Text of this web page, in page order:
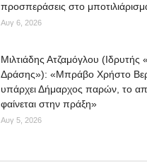
προσπεράσεις στο
Αυγ 6, 2026
Μιλτιάδης Ατζαμόγλου
Δράσης»): «Μπράβο Χρήστο
υπάρχει Δήμαρχος παρών, το
φαίνεται στην πράξη»
Αυγ 5, 2026